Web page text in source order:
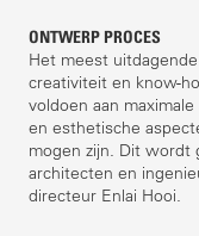
ONTWERP PROCES
Het meest
creativiteit en know-
voldoen aan
en esthetische
mogen zijn. Dit wordt
architecten en
directeur Enlai Hooi.